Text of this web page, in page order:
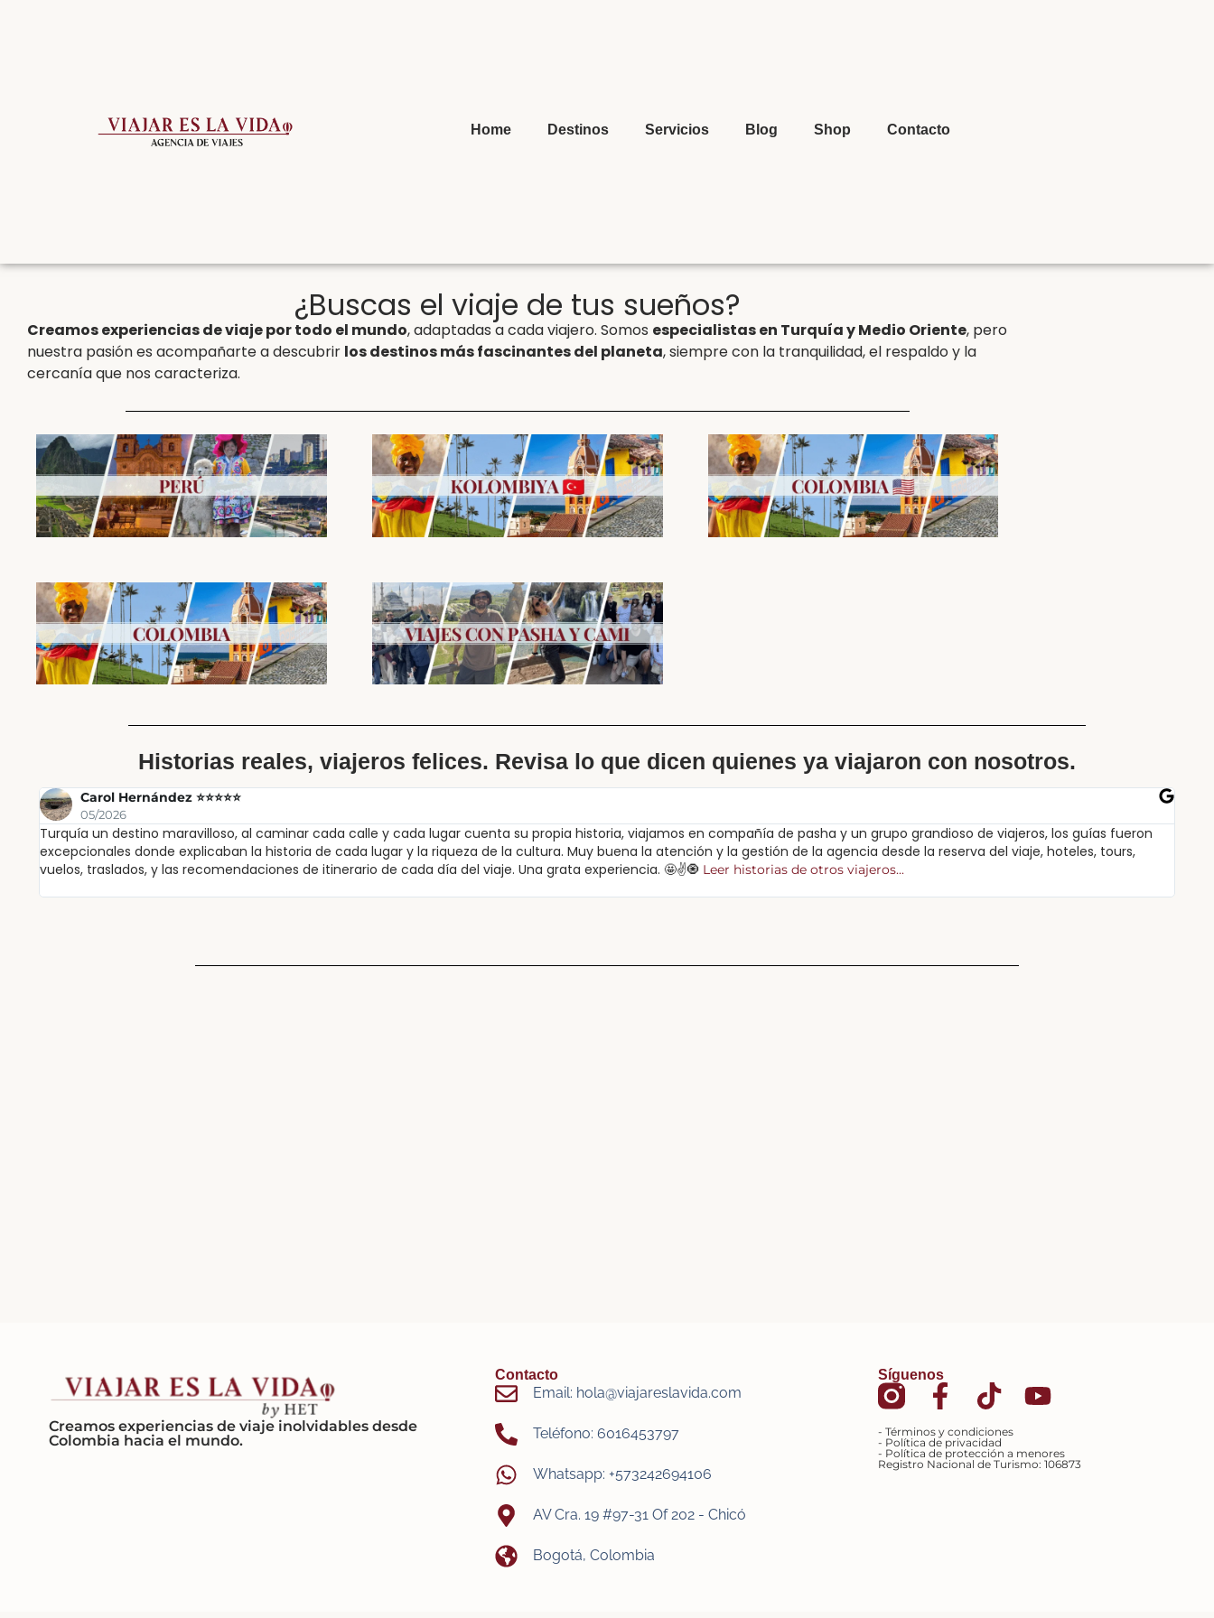
Home Destinos Servicios Blog Shop Contacto
¿Buscas el viaje de tus sueños?
Creamos experiencias de viaje por todo el mundo, adaptadas a cada viajero. Somos especialistas en Turquía y Medio Oriente, pero
nuestra pasión es acompañarte a descubrir los destinos más fascinantes del planeta, siempre con la tranquilidad, el respaldo y la
cercanía que nos caracteriza.
Historias reales, viajeros felices. Revisa lo que dicen quienes ya viajaron con nosotros.
Carol Hernández ⭐⭐⭐⭐⭐
05/2026
Turquía un destino maravilloso, al caminar cada calle y cada lugar cuenta su propia historia, viajamos en compañía de pasha y un grupo grandioso de viajeros, los guías fueron
excepcionales donde explicaban la historia de cada lugar y la riqueza de la cultura. Muy buena la atención y la gestión de la agencia desde la reserva del viaje, hoteles, tours,
vuelos, traslados, y las recomendaciones de itinerario de cada día del viaje. Una grata experiencia. 🤩✌️🧿 Leer historias de otros viajeros...
Creamos experiencias de viaje inolvidables desde
Colombia hacia el mundo.
Contacto
Email: hola@viajareslavida.com
Teléfono: 6016453797
Whatsapp: +573242694106
AV Cra. 19 #97-31 Of 202 - Chicó
Bogotá, Colombia
Síguenos
- Términos y condiciones
- Política de privacidad
- Política de protección a menores
Registro Nacional de Turismo: 106873